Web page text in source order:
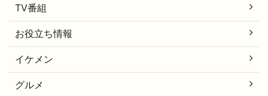
TV番組
お役立ち情報
イケメン
グルメ